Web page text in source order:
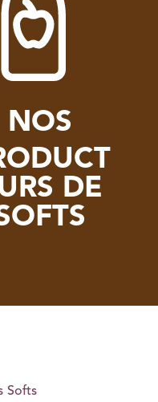
NOS
DE
Softs